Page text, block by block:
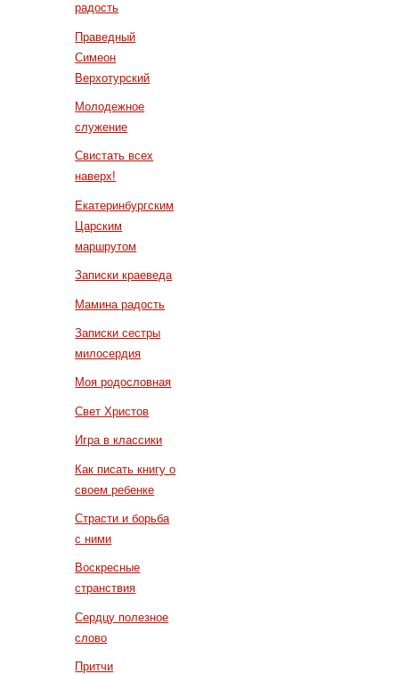
радость
Праведный
Симеон
Верхотурский
Молодежное
служение
Свистать всех
наверх!
Екатеринбургским
Царским
маршрутом
Записки краеведа
Мамина радость
Записки сестры
милосердия
Моя родословная
Свет Христов
Игра в классики
Как писать книгу о
своем ребенке
Страсти и борьба
с ними
Воскресные
странствия
Сердцу полезное
слово
Притчи